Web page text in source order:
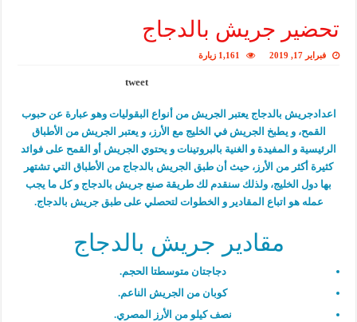
تحضير جريش بالدجاج
فبراير 17, 2019 1,161 زيارة
tweet
اعدادجريش بالدجاج يعتبر الجريش من أنواع البقوليات وهو عبارة عن حبوب
القمح، و يطبخ الجريش في الخليج مع الأرز، و يعتبر الجريش من الأطباق
الرئيسية و المفيدة و الغنية بالبروتينات و يحتوي الجريش أو القمح على فوائد
كثيرة أكثر من الأرز، حيث أن طبق الجريش بالدجاج من الأطباق التي تشتهر
بها دول الخليج، ولذلك سنقدم لك طريقة صنع جريش بالدجاج و كل ما يجب
عمله هو اتباع المقادير و الخطوات لتحصلي على طبق جريش بالدجاج.
مقادير جريش بالدجاج
دجاجتان متوسطتا الحجم.
كوبان من الجريش الناعم.
نصف كيلو من الأرز المصري.